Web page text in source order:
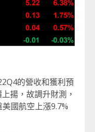
的營收和獲利預
揚，故調升財測，
國航空上漲9.7%